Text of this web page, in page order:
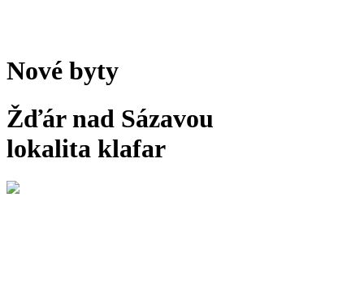
Nové byty
Žďár nad Sázavou
lokalita klafar